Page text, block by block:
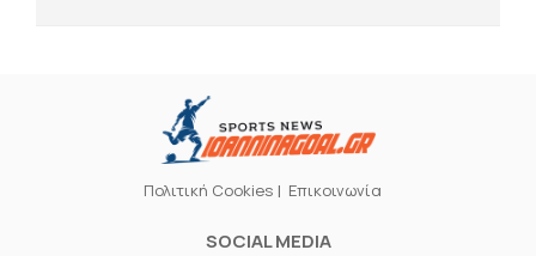
Πολιτική Cookies Επικοινωνία
SOCIAL MEDIA